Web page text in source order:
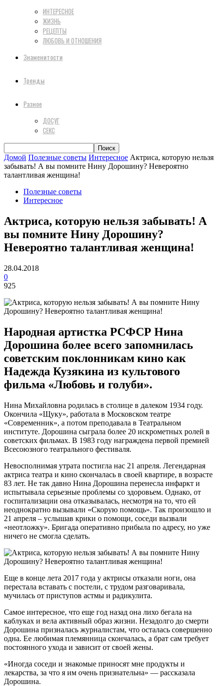
ИНТЕРЕСНОЕ
ЖИЗНЬ
РЕЦЕПТЫ
ЛЮБОВЬ И ОТНОШЕНИЯ
Знаменитости
Тренды
Разное
ДОСУГ
СЕКС
Домой Полезные советы Интересное Актриса, которую нельзя
забывать! А вы помните Нину Дорошину? Невероятно
талантливая женщина!
Полезные советы
Интересное
Актриса, которую нельзя забывать! А
вы помните Нину Дорошину?
Невероятно талантливая женщина!
28.04.2018
0
925
Народная артистка РСФСР Нина
Дорошина более всего запомнилась
советским поклонникам кино как
Надежда Кузякина из культового
фильма «Любовь и голуби».
Нина Михайловна родилась в столице в далеком 1934 году.
Окончила «Щуку», работала в Московском театре
«Современник», а потом преподавала в Театральном
институте. Дорошина сыграла более 20 искрометных ролей в
советских фильмах. В 1983 году награждена первой премией
Всесоюзного театрального фестиваля.
Невосполнимая утрата постигла нас 21 апреля. Легендарная
актриса театра и кино скончалась в своей квартире, в возрасте
83 лет. Не так давно Нина Дорошина перенесла инфаркт и
испытывала серьезные проблемы со здоровьем. Однако, от
госпитализации она отказывалась, несмотря на то, что ей
неоднократно вызывали «Скорую помощь». Так произошло и
21 апреля – услышав крики о помощи, соседи вызвали
«неотложку». Бригада оперативно прибыла по адресу, но уже
ничего не смогла сделать.
Еще в конце лета 2017 года у актрисы отказали ноги, она
перестала вставать с постели, с трудом разговаривала,
мучилась от приступов астмы и радикулита.
Самое интересное, что еще год назад она лихо бегала на
каблуках и вела активный образ жизни. Незадолго до смерти
Дорошина призналась журналистам, что осталась совершенно
одна. Ее любимая племянница скончалась, а брат сам требует
постоянного ухода и зависит от своей жены.
«Иногда соседи и знакомые приносят мне продукты и
лекарства, за что я им очень признательна» — рассказала
Дорошина.